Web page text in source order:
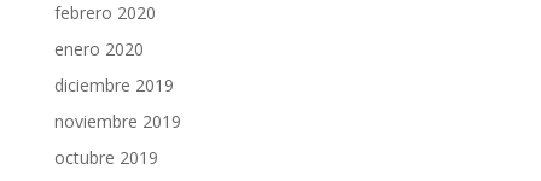
febrero 2020
enero 2020
diciembre 2019
noviembre 2019
octubre 2019